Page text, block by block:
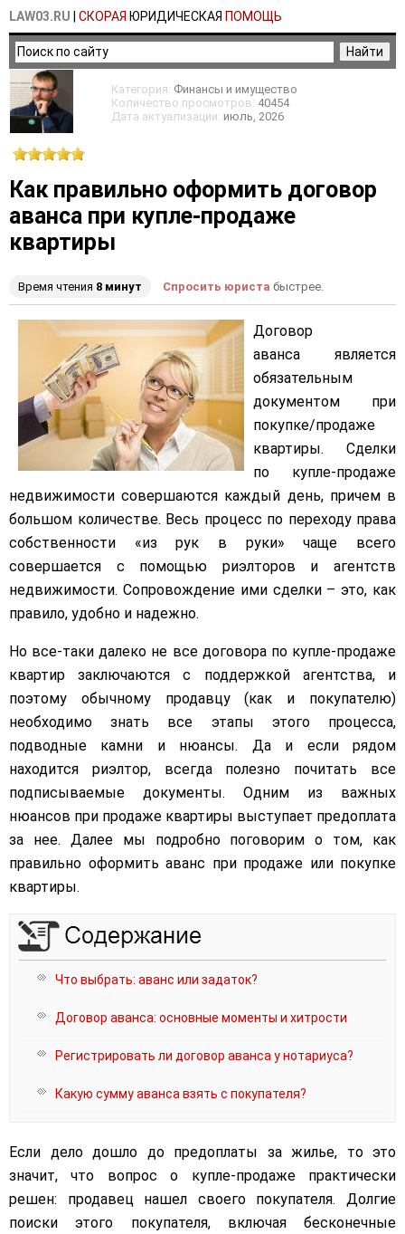
LAW03.RU СКОРАЯ ЮРИДИЧЕСКАЯ ПОМОЩЬ
Категория: Финансы и имущество
Количество просмотров: 40454
Дата актуализации: июль, 2026
Как правильно оформить договор
аванса при купле-продаже
квартиры
Время чтения 8 минут Спросить юриста быстрее.
Договор
аванса является
обязательным
документом при
покупке/продаже
квартиры. Сделки
по купле-продаже
недвижимости совершаются каждый день, причем в
большом количестве. Весь процесс по переходу права
собственности «из рук в руки» чаще всего
совершается с помощью риэлторов и агентств
недвижимости. Сопровождение ими сделки – это, как
правило, удобно и надежно.
Но все-таки далеко не все договора по купле-продаже
квартир заключаются с поддержкой агентства, и
поэтому обычному продавцу (как и покупателю)
необходимо знать все этапы этого процесса,
подводные камни и нюансы. Да и если рядом
находится риэлтор, всегда полезно почитать все
подписываемые документы. Одним из важных
нюансов при продаже квартиры выступает предоплата
за нее. Далее мы подробно поговорим о том, как
правильно оформить аванс при продаже или покупке
квартиры.
Что выбрать: аванс или задаток?
Договор аванса: основные моменты и хитрости
Регистрировать ли договор аванса у нотариуса?
Какую сумму аванса взять с покупателя?
Если дело дошло до предоплаты за жилье, то это
значит, что вопрос о купле-продаже практически
решен: продавец нашел своего покупателя. Долгие
поиски этого покупателя, включая бесконечные